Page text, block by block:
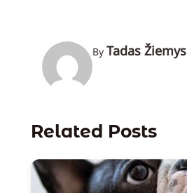
By Tadas Žiemys
Related Posts